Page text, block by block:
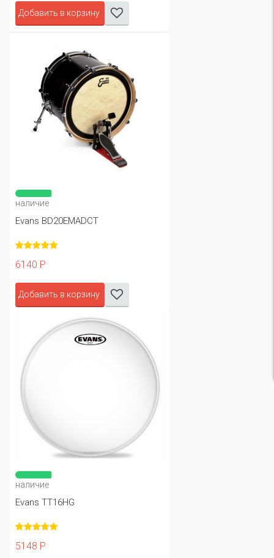
наличие
Evans BD20EMADCT
6140 Р
Добавить в корзину
Добавить в корзину
наличие
Evans TT16HG
5148 Р